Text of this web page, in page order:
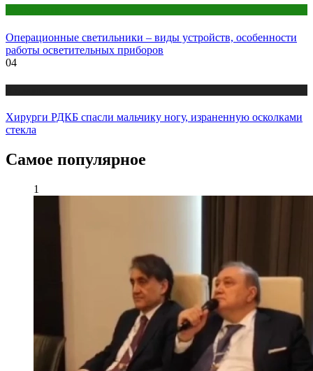
Операционные светильники – виды устройств, особенности
работы осветительных приборов
04
Хирурги РДКБ спасли мальчику ногу, израненную осколками
стекла
Самое популярное
1